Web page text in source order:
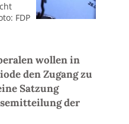
FDP
wollen in
den Zugang zu
Satzung
der